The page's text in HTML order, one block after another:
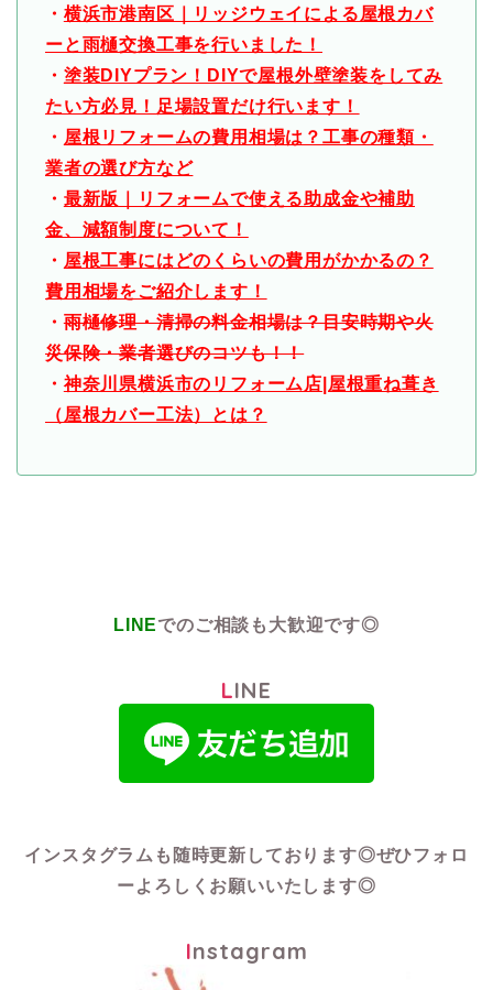
・ 横浜市港南区｜リッジウェイによる屋根カバ
ーと雨樋交換工事を行いました！
・ 塗装DIYプラン！DIYで屋根外壁塗装をしてみ
たい方必見！足場設置だけ行います！
・ 屋根リフォームの費用相場は？工事の種類・
業者の選び方など
・ 最新版｜リフォームで使える助成金や補助
金、減額制度について！
・ 屋根工事にはどのくらいの費用がかかるの？
費用相場をご紹介します！
・雨樋修理・清掃の料金相場は？目安時期や火
災保険・業者選びのコツも！！
・神奈川県横浜市のリフォーム店|屋根重ね葺き
（屋根カバー工法）とは？
LINEでのご相談も大歓迎です◎
LINE
インスタグラムも随時更新しております◎ぜひフォロ
ーよろしくお願いいたします◎
Instagram